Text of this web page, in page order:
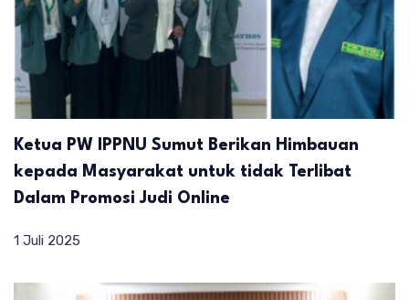
Ketua PW IPPNU Sumut Berikan Himbauan
kepada Masyarakat untuk tidak Terlibat
Dalam Promosi Judi Online
1 Juli 2025